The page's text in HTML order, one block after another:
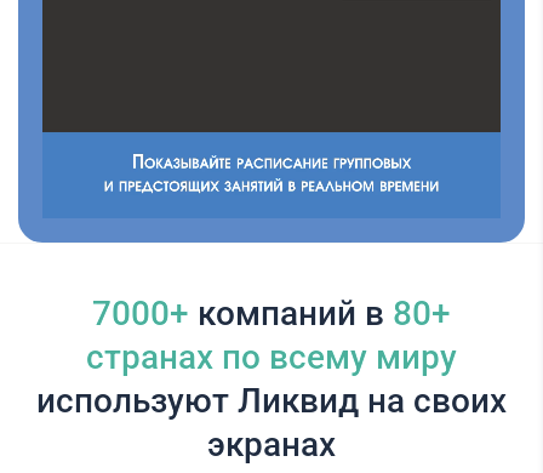
7000+ компаний в 80+
cтранах по всему миру
используют Ликвид на своих
экранах